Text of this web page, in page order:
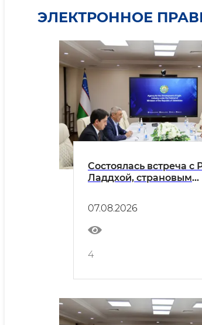
ЭЛЕКТРОННОЕ
Состоялась встреча с
Ладдхой, страновым
Узбекистане.
07.08.2026
4